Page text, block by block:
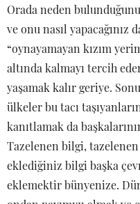
Orada neden
ve onu nasıl
“oynayamayan kızım
altında kalmayı tercih
yaşamak kalır geriye.
ülkeler bu tacı
kanıtlamak da
Tazelenen bilgi,
eklediğiniz bilgi başka
eklemektir bünyenize.